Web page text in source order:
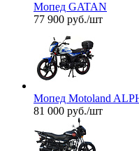
Мопед GATAN
77 900 руб./шт
Мопед Motoland
81 000 руб./шт